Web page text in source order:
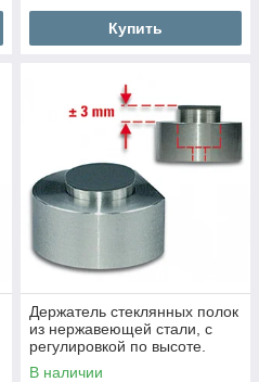
Купить
Держатель стеклянных полок
из нержавеющей стали, с
регулировкой по высоте.
В наличии